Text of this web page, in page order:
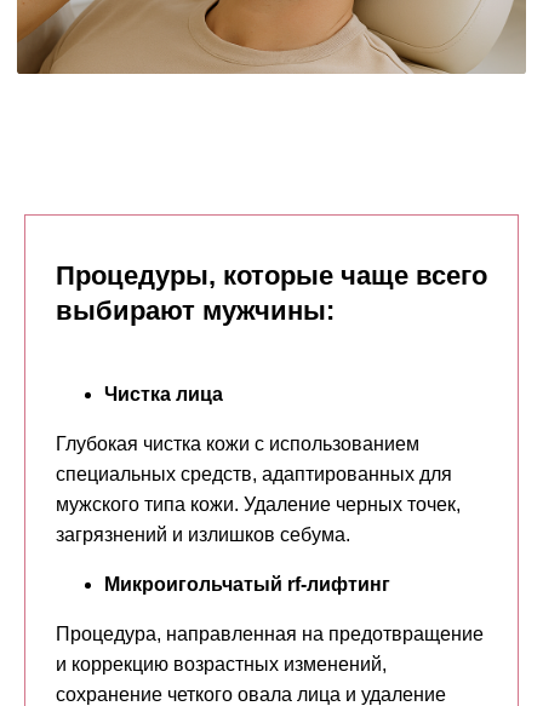
Процедуры, которые чаще всего
выбирают мужчины:
Чистка лица
Глубокая чистка кожи с использованием
специальных средств, адаптированных для
мужского типа кожи. Удаление черных точек,
загрязнений и излишков себума.
Микроигольчатый rf-лифтинг
Процедура, направленная на предотвращение
и коррекцию возрастных изменений,
сохранение четкого овала лица и удаление